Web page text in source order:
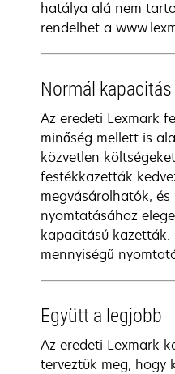
hatálya alá nem
rendelhet a
Normál kapacitás
Az eredeti Lexmark
minőség mellett is
közvetlen
festékkazetták
megvásárolhatók, és
nyomtatásához
kapacitású kazetták.
mennyiségű
Együtt a legjobb
Az eredeti Lexmark
terveztük meg, hogy